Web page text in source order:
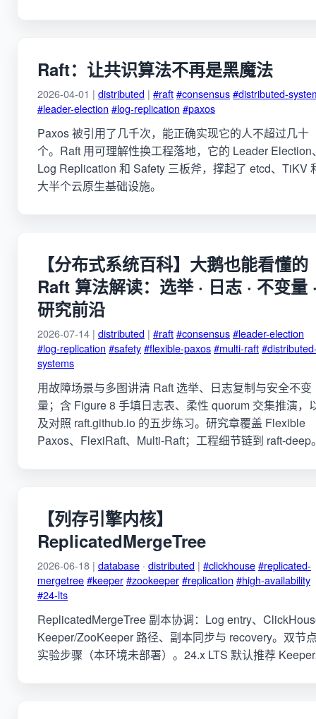
Raft：让共识算法不再是黑魔法
2026-04-01 | distributed | #raft#consensus#distributed-
#leader-election #log-replication #paxos
Paxos 被引用了几千次，能正确实现它的人不超过几十
个。Raft 用可理解性换工程落地，它的 Leader Election
Log Replication 和 Safety 三板斧，撑起了 etcd、TiKV
大半个云原生基础设施。
【分布式系统百科】大鹅也能看懂的
Raft 算法解读：选举 · 日志 · 不变量
研究前沿
2026-07-14 | distributed | #raft#consensus#leader-election
#log-replication #safety#flexible-paxos#multi-raft
systems
用故障场景与多图讲清 Raft 选举、日志复制与安全不变
量；含 Figure 8 手填日志表、柔性 quorum 交集推演，
及对照 raft.github.io 的五步练习。研究章覆盖 Flexible
Paxos、FlexiRaft、Multi-Raft；工程细节链到 raft-deep
【列存引擎内核】
ReplicatedMergeTree
2026-06-18 | database · distributed | #clickhouse#replicated-
mergetree#keeper#zookeeper#replication #high-availability
#24-lts
ReplicatedMergeTree 副本协调：Log entry、
Keeper/ZooKeeper 路径、副本同步与 recovery。双节
实验步骤（本环境未部署）。24.x LTS 默认推荐